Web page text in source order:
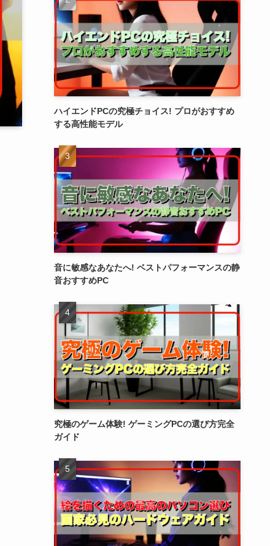
ハイエンドPCの究極チョイス! プロがおすすめ
する高性能モデル
音に敏感なあなたへ! ベストパフォーマンスの静
音おすすめPC
究極のゲーム体験! ゲーミングPCの選び方完全
ガイド